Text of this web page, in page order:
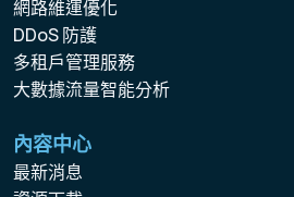
網路維運優化
DDoS 防護
多租戶管理服務
大數據流量智能分析
內容中心
最新消息